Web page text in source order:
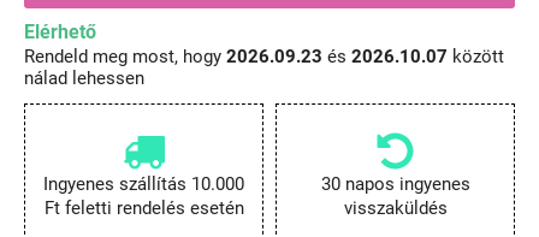
Elérhető
Rendeld meg most, hogy 2026.09.23 és 2026.10.07 között
nálad lehessen
Ingyenes szállítás 10.000
Ft feletti rendelés esetén
30 napos ingyenes
visszaküldés